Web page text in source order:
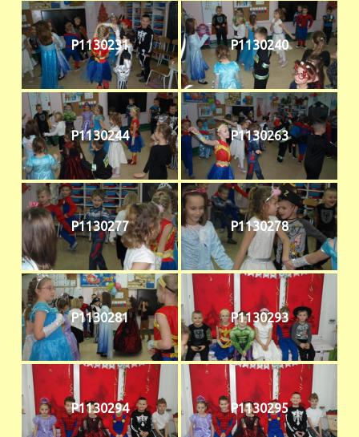
P1130231 P1130240
P1130244 P1130263
P1130277 P1130278
P1130281 P1130293
P1130294 P1130295